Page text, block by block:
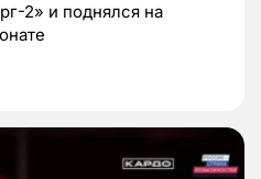
2» и поднялся на